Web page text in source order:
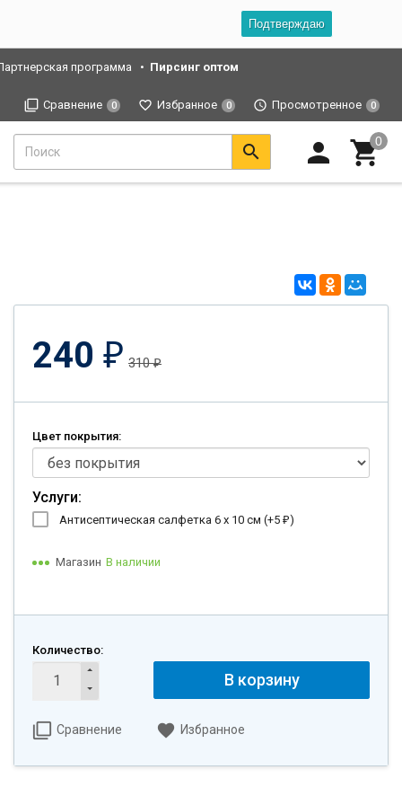
Подтверждаю
программа Пирсинг оптом
Сравнение 0 Избранное 0 Просмотренное 0
240 ₽ 310₽
Цвет покрытия:
Услуги:
Антисептическая салфетка 6 х 10 см (+5 ₽)
Магазин В наличии
Количество:
В корзину
Сравнение Избранное